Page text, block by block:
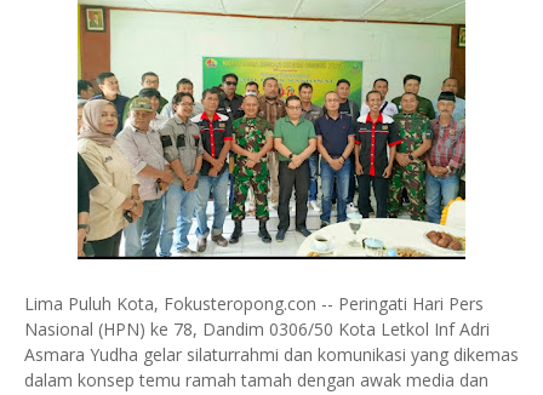
Lima Puluh Kota, Fokusteropong.con -- Peringati Hari Pers
Nasional (HPN) ke 78, Dandim 0306/50 Kota Letkol Inf Adri
Asmara Yudha gelar silaturrahmi dan komunikasi yang dikemas
dalam konsep temu ramah tamah dengan awak media dan